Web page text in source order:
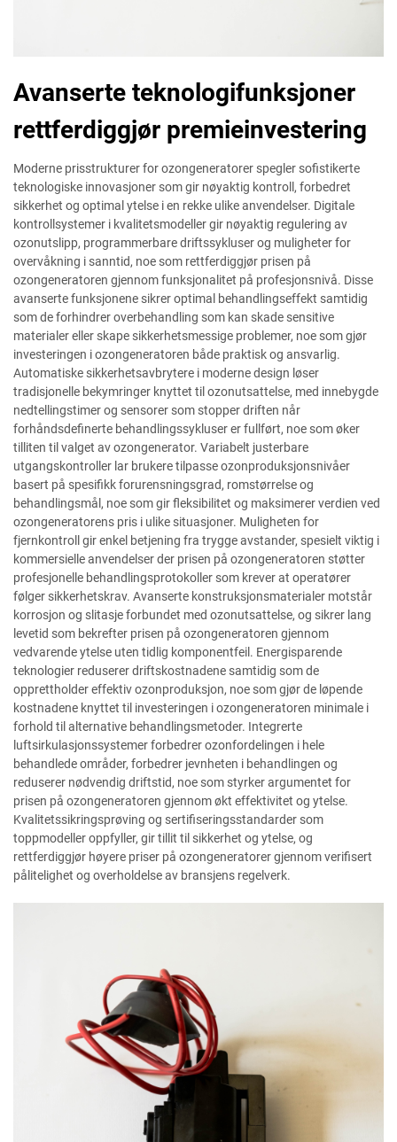
Avanserte teknologifunksjoner
rettferdiggjør premieinvestering
Moderne prisstrukturer for ozongeneratorer spegler sofistikerte
teknologiske innovasjoner som gir nøyaktig kontroll, forbedret
sikkerhet og optimal ytelse i en rekke ulike anvendelser. Digitale
kontrollsystemer i kvalitetsmodeller gir nøyaktig regulering av
ozonutslipp, programmerbare driftssykluser og muligheter for
overvåkning i sanntid, noe som rettferdiggjør prisen på
ozongeneratoren gjennom funksjonalitet på profesjonsnivå. Disse
avanserte funksjonene sikrer optimal behandlingseffekt samtidig
som de forhindrer overbehandling som kan skade sensitive
materialer eller skape sikkerhetsmessige problemer, noe som gjør
investeringen i ozongeneratoren både praktisk og ansvarlig.
Automatiske sikkerhetsavbrytere i moderne design løser
tradisjonelle bekymringer knyttet til ozonutsattelse, med innebygde
nedtellingstimer og sensorer som stopper driften når
forhåndsdefinerte behandlingssykluser er fullført, noe som øker
tilliten til valget av ozongenerator. Variabelt justerbare
utgangskontroller lar brukere tilpasse ozonproduksjonsnivåer
basert på spesifikk forurensningsgrad, romstørrelse og
behandlingsmål, noe som gir fleksibilitet og maksimerer verdien ved
ozongeneratorens pris i ulike situasjoner. Muligheten for
fjernkontroll gir enkel betjening fra trygge avstander, spesielt viktig i
kommersielle anvendelser der prisen på ozongeneratoren støtter
profesjonelle behandlingsprotokoller som krever at operatører
følger sikkerhetskrav. Avanserte konstruksjonsmaterialer motstår
korrosjon og slitasje forbundet med ozonutsattelse, og sikrer lang
levetid som bekrefter prisen på ozongeneratoren gjennom
vedvarende ytelse uten tidlig komponentfeil. Energisparende
teknologier reduserer driftskostnadene samtidig som de
opprettholder effektiv ozonproduksjon, noe som gjør de løpende
kostnadene knyttet til investeringen i ozongeneratoren minimale i
forhold til alternative behandlingsmetoder. Integrerte
luftsirkulasjonssystemer forbedrer ozonfordelingen i hele
behandlede områder, forbedrer jevnheten i behandlingen og
reduserer nødvendig driftstid, noe som styrker argumentet for
prisen på ozongeneratoren gjennom økt effektivitet og ytelse.
Kvalitetssikringsprøving og sertifiseringsstandarder som
toppmodeller oppfyller, gir tillit til sikkerhet og ytelse, og
rettferdiggjør høyere priser på ozongeneratorer gjennom verifisert
pålitelighet og overholdelse av bransjens regelverk.